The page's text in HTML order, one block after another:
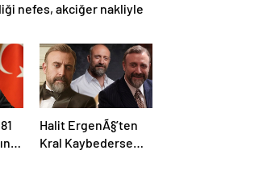
nefes, akciğer nakliyle
Halit ErgenÃ§’ten
Kral Kaybederse